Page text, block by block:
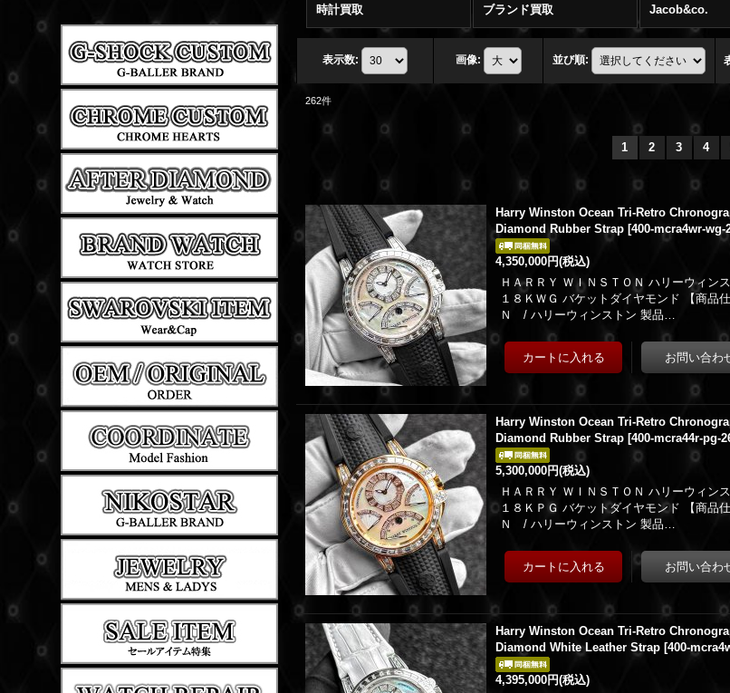
時計買取 ブランド買取 Jacob&co.
表示数: 画像: 並び順:
262件
1 2 3 4
Harry Winston Ocean Tri-Retro
Diamond Rubber Strap [400-mcra4wr-wg-
4,350,000円(税込)
ＨＡＲＲＹ ＷＩＮＳＴＯＮ ハリーウィン
１８ＫＷＧ バケットダイヤモンド 【商品
Ｎ / ハリーウィンストン 製品…
Harry Winston Ocean Tri-Retro
Diamond Rubber Strap [400-mcra44r-pg-
5,300,000円(税込)
ＨＡＲＲＹ ＷＩＮＳＴＯＮ ハリーウィン
１８ＫＰＧ バケットダイヤモンド 【商品
Ｎ / ハリーウィンストン 製品…
Harry Winston Ocean Tri-Retro
Diamond White Leather Strap [400-
4,395,000円(税込)